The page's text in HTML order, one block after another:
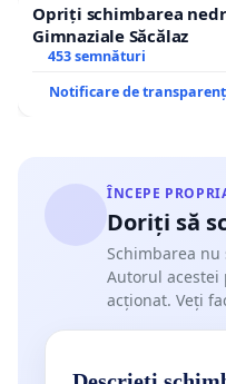
Opriți schimbarea
Gimnaziale Săcălaz
453 semnături
Notificare de
ÎNCEPE
Doriți să
Schimbarea
Autorul
acționat. Veți